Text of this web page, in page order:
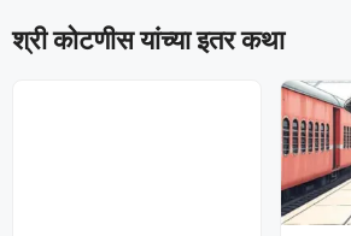
श्री कोटणीस यांच्या इतर कथा